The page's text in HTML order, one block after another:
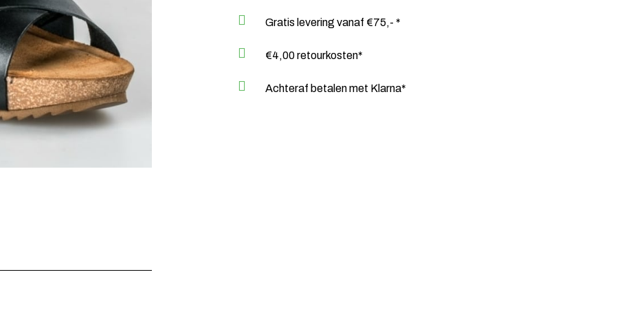
Gratis levering vanaf €75,- *
€4,00 retourkosten*
Achteraf betalen met Klarna*